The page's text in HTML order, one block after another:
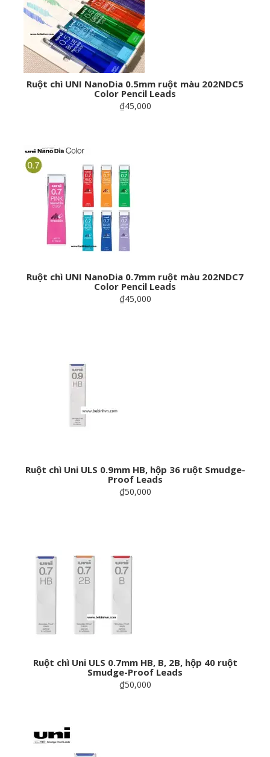
Ruột chì UNI NanoDia 0.5mm ruột màu 202NDC5
Color Pencil Leads
₫45,000
Ruột chì UNI NanoDia 0.7mm ruột màu 202NDC7
Color Pencil Leads
₫45,000
Ruột chì Uni ULS 0.9mm HB, hộp 36 ruột Smudge-
Proof Leads
₫50,000
Ruột chì Uni ULS 0.7mm HB, B, 2B, hộp 40 ruột
Smudge-Proof Leads
₫50,000